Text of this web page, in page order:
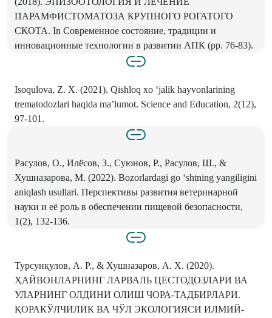
ПАРАМФИСТОМАТОЗА КРУПНОГО РОГАТОГО
СКОТА. In Современное состояние, традиции и
инновационные технологии в развитии АПК (pp. 76-83).
Isoqulova, Z. X. (2021). Qishloq xo ‘jalik hayvonlarining
trematodozlari haqida ma’lumot. Science and Education, 2(12),
97-101.
Расулов, О., Илёсов, З., Суюнов, Р., Расулов, Ш., &
Хушназарова, М. (2022). Bozorlardagi go ‘shtning yangiligini
aniqlash usullari. Перспективы развития ветеринарной
науки и её роль в обеспечении пищевой безопасности,
1(2), 132-136.
Турсунқулов, А. Р., & Хушназаров, А. Х. (2020).
ҲАЙВОНЛАРНИНГ ЛАРВАЛЬ ЦЕСТОДОЗЛАРИ ВА
УЛАРНИНГ ОЛДИНИ ОЛИШ ЧОРА-ТАДБИРЛАРИ.
ҚОРАКЎЛЧИЛИК ВА ЧЎЛ ЭКОЛОГИЯСИ ИЛМИЙ-